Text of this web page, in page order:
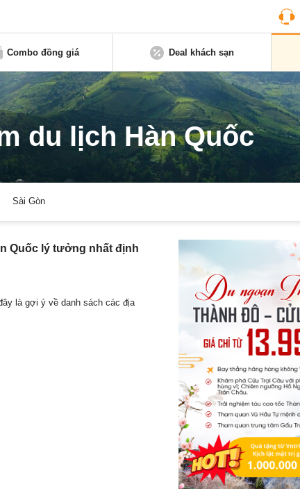
Combo đồng giá Deal khách sạn
du lịch Hàn Quốc
Sài Gòn
Quốc lý tưởng nhất định
là gợi ý về danh sách các địa